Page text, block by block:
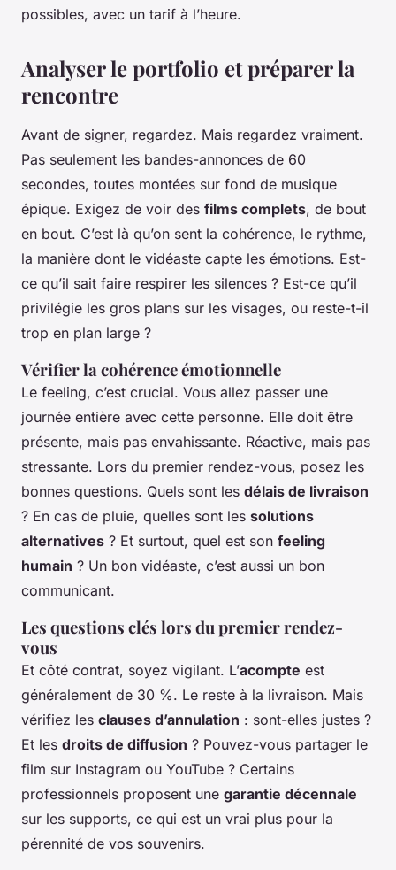
possibles, avec un tarif à l’heure.
Analyser le portfolio et préparer la
rencontre
Avant de signer, regardez. Mais regardez vraiment.
Pas seulement les bandes-annonces de 60
secondes, toutes montées sur fond de musique
épique. Exigez de voir des films complets, de bout
en bout. C’est là qu’on sent la cohérence, le rythme,
la manière dont le vidéaste capte les émotions. Est-
ce qu’il sait faire respirer les silences ? Est-ce qu’il
privilégie les gros plans sur les visages, ou reste-t-il
trop en plan large ?
Vérifier la cohérence émotionnelle
Le feeling, c’est crucial. Vous allez passer une
journée entière avec cette personne. Elle doit être
présente, mais pas envahissante. Réactive, mais pas
stressante. Lors du premier rendez-vous, posez les
bonnes questions. Quels sont les délais de livraison
? En cas de pluie, quelles sont les solutions
alternatives ? Et surtout, quel est son feeling
humain ? Un bon vidéaste, c’est aussi un bon
communicant.
Les questions clés lors du premier rendez-
vous
Et côté contrat, soyez vigilant. L’acompte est
généralement de 30 %. Le reste à la livraison. Mais
vérifiez les clauses d’annulation : sont-elles justes ?
Et les droits de diffusion ? Pouvez-vous partager le
film sur Instagram ou YouTube ? Certains
professionnels proposent une garantie décennale
sur les supports, ce qui est un vrai plus pour la
pérennité de vos souvenirs.